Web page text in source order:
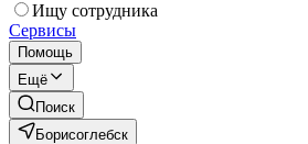
Ищу сотрудника
Сервисы
Помощь
Ещё
Поиск
Борисоглебск